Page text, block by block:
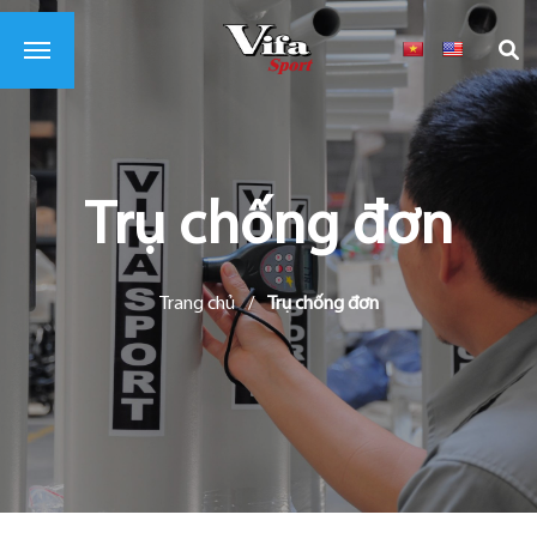
Trụ chống đơn
Trang chủ / Trụ chống đơn